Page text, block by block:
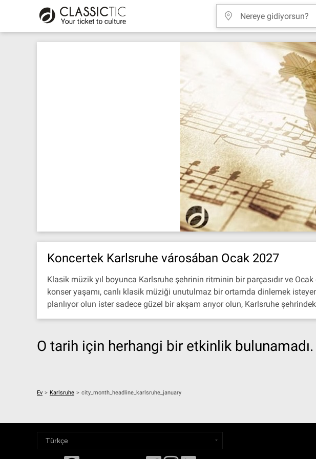
Koncertek Karlsruhe városában Ocak 2027
Klasik müzik yıl boyunca Karlsruhe şehrinin ritminin bir parçasıdır ve
konser yaşamı, canlı klasik müziği unutulmaz bir ortamda dinlemek
planlıyor olun ister sadece güzel bir akşam arıyor olun, Karlsruhe
O tarih için herhangi bir etkinlik bulunamadı.
Ev > Karlsruhe > city_month_headline_karlsruhe_january